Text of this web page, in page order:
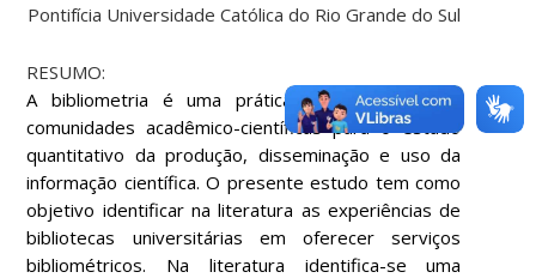
Pontifícia Universidade Católica do Rio Grande do Sul
RESUMO:
A bibliometria é uma prática consolidada pelas
comunidades acadêmico-científicas para o estudo
quantitativo da produção, disseminação e uso da
informação científica. O presente estudo tem como
objetivo identificar na literatura as experiências de
bibliotecas universitárias em oferecer serviços
bibliométricos. Na literatura identifica-se uma